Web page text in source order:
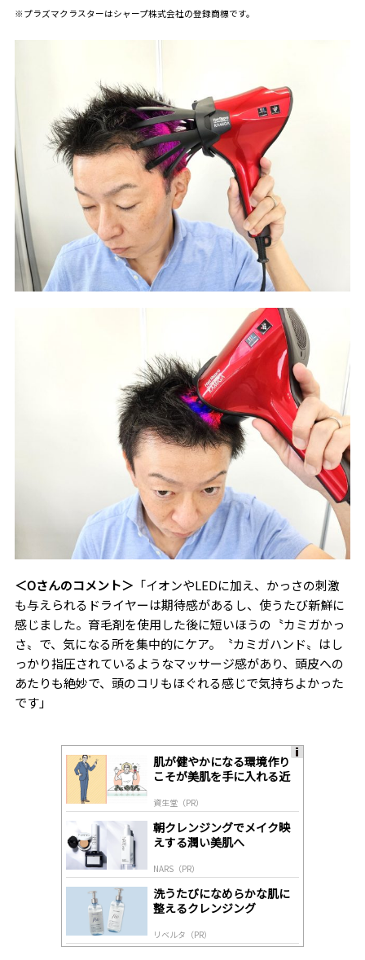
※プラズマクラスターはシャープ株式会社の登録商標です。
＜Oさんのコメント＞ 「イオンやLEDに加え、かっさの刺激
も与えられるドライヤーは期待感があるし、使うたび新鮮に
感じました。育毛剤を使用した後に短いほうの〝カミガかっ
さ〟で、気になる所を集中的にケア。〝カミガハンド〟はし
っかり指圧されているようなマッサージ感があり、頭皮への
あたりも絶妙で、頭のコリもほぐれる感じで気持ちよかった
です」
肌が健やかになる環境作り
こそが美肌を手に入れる近
資生堂（PR）
朝クレンジングでメイク映
えする潤い美肌へ
NARS（PR）
洗うたびになめらかな肌に
整えるクレンジング
リベルタ（PR）